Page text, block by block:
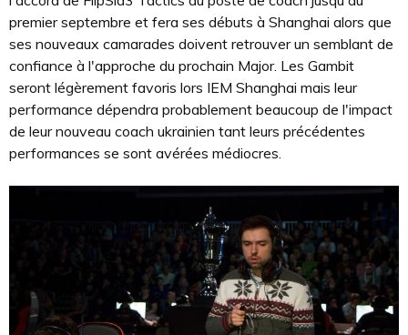
premier septembre et fera ses débuts à Shanghai alors que
ses nouveaux camarades doivent retrouver un semblant de
confiance à l'approche du prochain Major. Les Gambit
seront légèrement favoris lors IEM Shanghai mais leur
performance dépendra probablement beaucoup de l'impact
de leur nouveau coach ukrainien tant leurs précédentes
performances se sont avérées médiocres.